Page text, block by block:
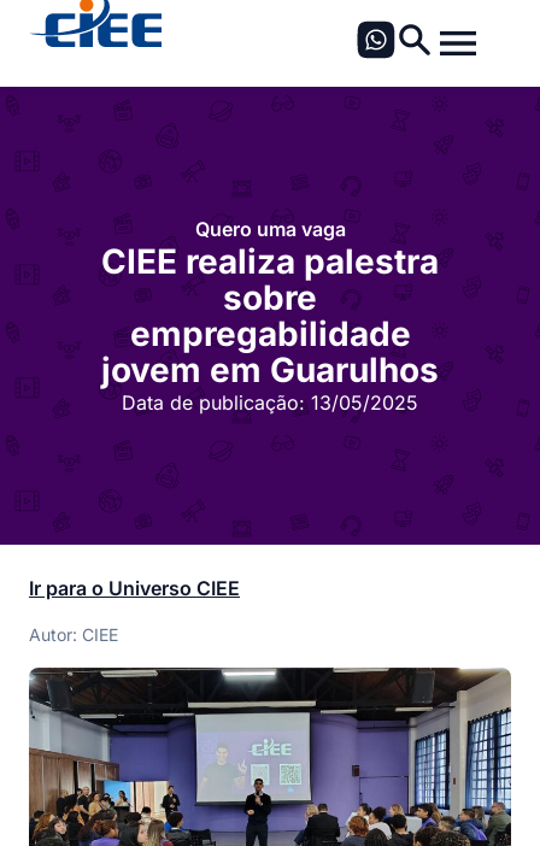
Quero uma vaga
CIEE realiza palestra
sobre
empregabilidade
jovem em Guarulhos
Data de publicação: 13/05/2025
Ir para o Universo CIEE
Autor: CIEE